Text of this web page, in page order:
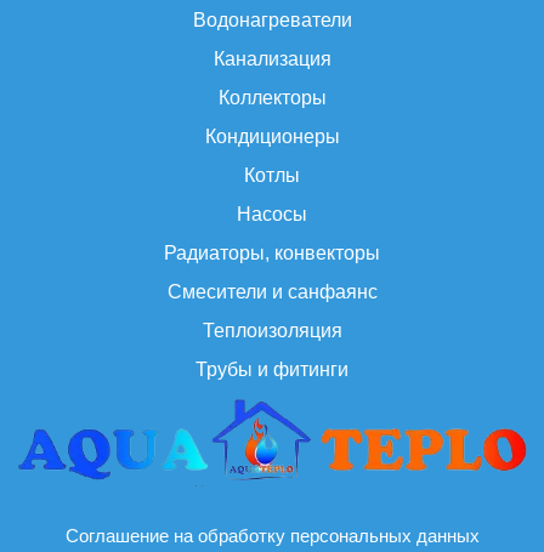
Водонагреватели
Канализация
Коллекторы
Кондиционеры
Котлы
Насосы
Радиаторы, конвекторы
Смесители и санфаянс
Теплоизоляция
Трубы и фитинги
Соглашение на обработку персональных данных